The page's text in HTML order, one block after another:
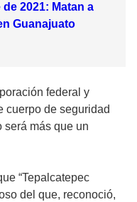
2021: Matan a
Guanajuato
federal y
cuerpo de seguridad
será más que un
“Tepalcatepec
del que, reconoció,